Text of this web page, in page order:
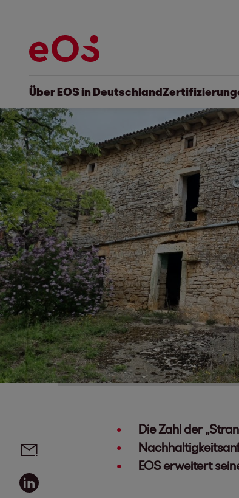
Über EOS in Deutschland
Die Zahl der
EOS erweitert
Social Media Links - Artikel teilen